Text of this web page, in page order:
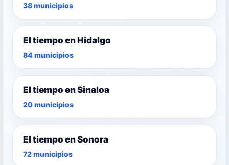
38 municipios
El tiempo en Hidalgo
84 municipios
El tiempo en Sinaloa
20 municipios
El tiempo en Sonora
72 municipios